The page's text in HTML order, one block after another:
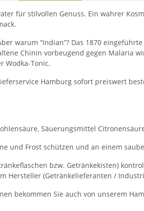
für stilvollen Genuss. Ein wahrer
warum “Indian”? Das 1870
Chinin vorbeugend gegen Malaria
Wodka-Tonic.
Hamburg sofort preiswert
Säuerungsmittel
und Frost schützen und an einem
bzw. Getränkekisten)
Hersteller (Getränkelieferanten /
bekommen Sie auch von unserem